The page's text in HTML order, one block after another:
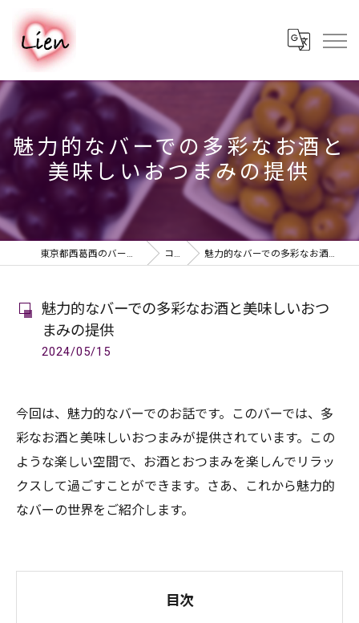
魅力的なバーでの多彩なお酒と
美味しいおつまみの提供
東京都西葛西のバーならPUB & BAR Lien コラム 魅力的なバーでの多彩なお酒と美味しいおつまみの提供
魅力的なバーでの多彩なお酒と美味しいおつ
まみの提供
2024/05/15
今回は、魅力的なバーでのお話です。このバーでは、多
彩なお酒と美味しいおつまみが提供されています。この
ような楽しい空間で、お酒とおつまみを楽しんでリラッ
クスして過ごすことができます。さあ、これから魅力的
なバーの世界をご紹介します。
目次